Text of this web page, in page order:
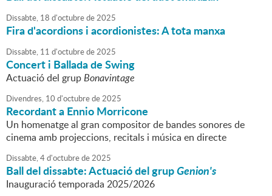
Dissabte, 18 d'octubrede2025
Fira d'acordions i acordionistes: A tota manxa
Dissabte, 11 d'octubrede2025
Concert i Ballada de Swing
Actuació del grupBonavintage
Divendres, 10 d'octubrede2025
Recordant a Ennio Morricone
Un homenatge al gran compositor de bandes sonores de
cinema amb projeccions, recitals i música en directe
Dissabte,4d'octubrede2025
Ball del dissabte: Actuació del grupGenion's
Inauguració temporada 2025/2026